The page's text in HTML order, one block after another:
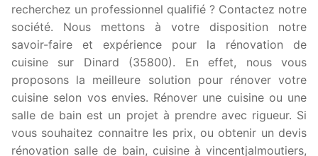
recherchez un professionnel qualifié ? Contactez notre
société. Nous mettons à votre disposition notre
savoir-faire et expérience pour la rénovation de
cuisine sur Dinard (35800). En effet, nous vous
proposons la meilleure solution pour rénover votre
cuisine selon vos envies. Rénover une cuisine ou une
salle de bain est un projet à prendre avec rigueur. Si
vous souhaitez connaitre les prix, ou obtenir un devis
rénovation salle de bain, cuisine à vincentjalmoutiers,